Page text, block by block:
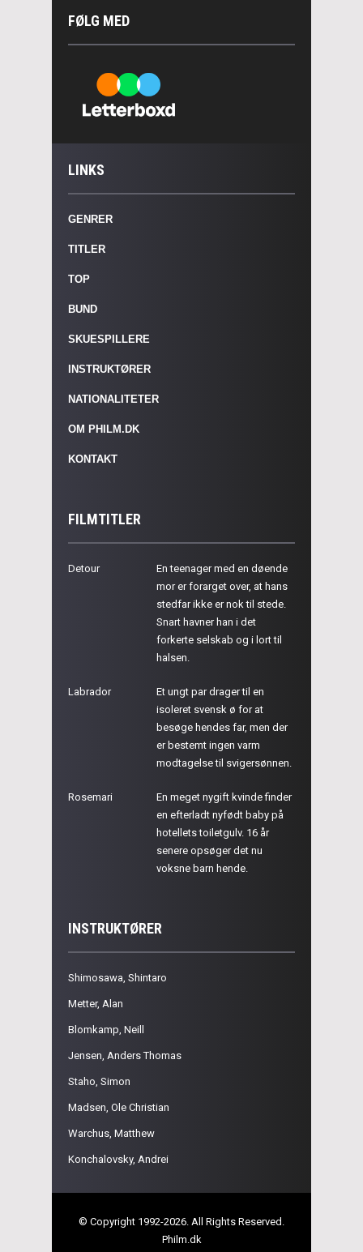
FØLG MED
LINKS
GENRER
TITLER
TOP
BUND
SKUESPILLERE
INSTRUKTØRER
NATIONALITETER
OM PHILM.DK
KONTAKT
FILMTITLER
Detour
En teenager med en døende
mor er forarget over, at hans
stedfar ikke er nok til stede.
Snart havner han i det
forkerte selskab og i lort til
halsen.
Labrador
Et ungt par drager til en
isoleret svensk ø for at
besøge hendes far, men der
er bestemt ingen varm
modtagelse til svigersønnen.
Rosemari
En meget nygift kvinde finder
en efterladt nyfødt baby på
hotellets toiletgulv. 16 år
senere opsøger det nu
voksne barn hende.
INSTRUKTØRER
Shimosawa, Shintaro
Metter, Alan
Blomkamp, Neill
Jensen, Anders Thomas
Staho, Simon
Madsen, Ole Christian
Warchus, Matthew
Konchalovsky, Andrei
© Copyright 1992-2026. All Rights Reserved.
Philm.dk